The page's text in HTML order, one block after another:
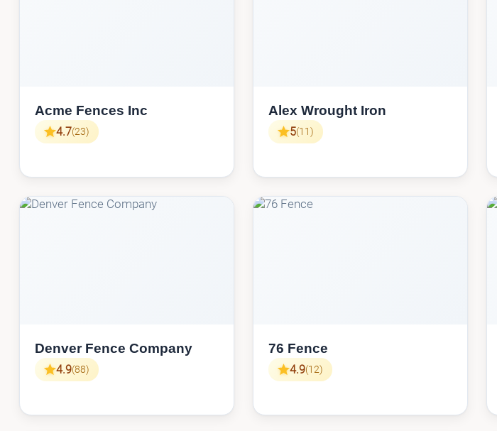
Acme Fences Inc
4.7(23)
Alex Wrought Iron
5(11)
Denver Fence Company
4.9(88)
76 Fence
4.9(12)